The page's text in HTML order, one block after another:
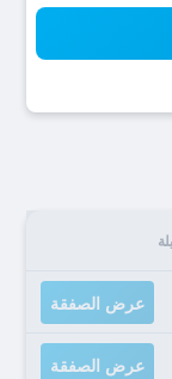
عرض الصفقة
عرض الصفقة